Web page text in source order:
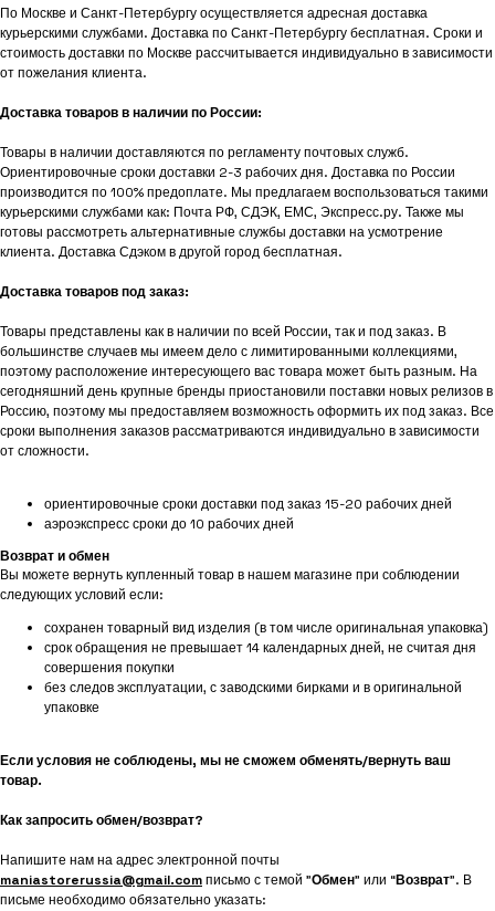
По Москве и Санкт-Петербургу осуществляется адресная доставка
курьерскими службами. Доставка по Санкт-Петербургу бесплатная. Сроки и
стоимость доставки по Москве рассчитывается индивидуально в зависимости
от пожелания клиента.
Доставка товаров в наличии по России:
Товары в наличии доставляются по регламенту почтовых служб.
Ориентировочные сроки доставки 2-3 рабочих дня. Доставка по России
производится по 100% предоплате. Мы предлагаем воспользоваться такими
курьерскими службами как: Почта РФ, СДЭК, ЕМС, Экспресс.ру. Также мы
готовы рассмотреть альтернативные службы доставки на усмотрение
клиента. Доставка Сдэком в другой город бесплатная.
Доставка товаров под заказ:
Товары представлены как в наличии по всей России, так и под заказ. В
большинстве случаев мы имеем дело с лимитированными коллекциями,
поэтому расположение интересующего вас товара может быть разным. На
сегодняшний день крупные бренды приостановили поставки новых релизов в
Россию, поэтому мы предоставляем возможность оформить их под заказ. Все
сроки выполнения заказов рассматриваются индивидуально в зависимости
от сложности.
ориентировочные сроки доставки под заказ 15-20 рабочих дней
аэроэкспресс сроки до 10 рабочих дней
Возврат и обмен
Вы можете вернуть купленный товар в нашем магазине при соблюдении
следующих условий если:
сохранен товарный вид изделия (в том числе оригинальная упаковка)
срок обращения не превышает 14 календарных дней, не считая дня
совершения покупки
без следов эксплуатации, с заводскими бирками и в оригинальной
упаковке
Если условия не соблюдены, мы не сможем обменять/вернуть ваш
товар.
Как запросить обмен/возврат?
Напишите нам на адрес электронной почты
maniastorerussia@gmail.comписьмо с темой "Обмен" или “Возврат”. В
письме необходимо обязательно указать: